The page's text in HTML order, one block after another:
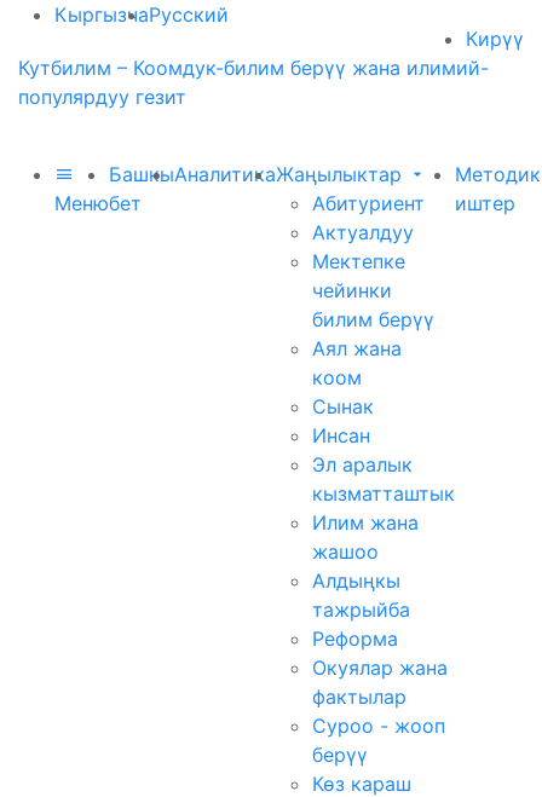
КыргызчаРусский
Кирүү
Кутбилим – Коомдук-билим берүү жана илимий-
популярдуу гезит
Меню
Башкы
бет
АналитикаЖаңылыктар
Абитуриент
Актуалдуу
Мектепке
чейинки
билим берүү
Аял жана
коом
Сынак
Инсан
Эл аралык
кызматташтык
Илим жана
жашоо
Алдыңкы
тажрыйба
Реформа
Окуялар жана
фактылар
Суроо - жооп
берүү
Көз караш
иштер